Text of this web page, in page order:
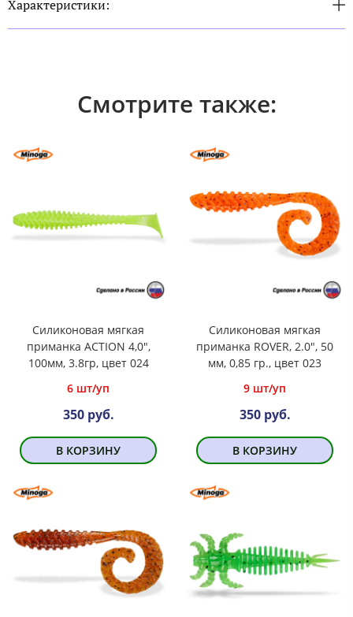
Характеристики:
Смотрите также:
Силиконовая мягкая
приманка ACTION 4,0",
100мм, 3.8гр, цвет 024
6 шт/уп
350 руб.
В КОРЗИНУ
Силиконовая мягкая
приманка ROVER, 2.0", 50
мм, 0,85 гр., цвет 023
9 шт/уп
350 руб.
В КОРЗИНУ